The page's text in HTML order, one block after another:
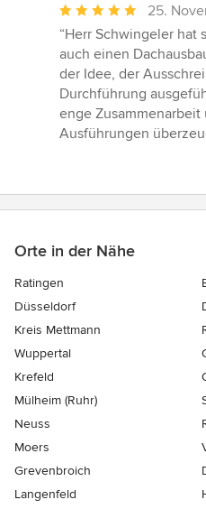
Durchschnittliche
Bewertung:
5
von
5
Sternen
25.
“Herr Schwingeler hat
auch einen
der Idee, der
Durchführung
enge
Ausführungen
Orte in der Nähe
Ratingen
Düsseldorf
Kreis Mettmann
Wuppertal
Krefeld
Mülheim (Ruhr)
Neuss
Moers
Grevenbroich
Langenfeld